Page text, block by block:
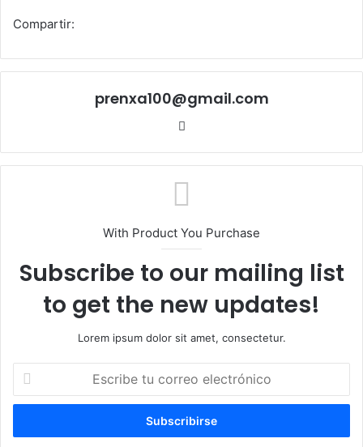
Compartir:
prenxa100@gmail.com
With Product You Purchase
Subscribe to our mailing list
to get the new updates!
Lorem ipsum dolor sit amet, consectetur.
correo